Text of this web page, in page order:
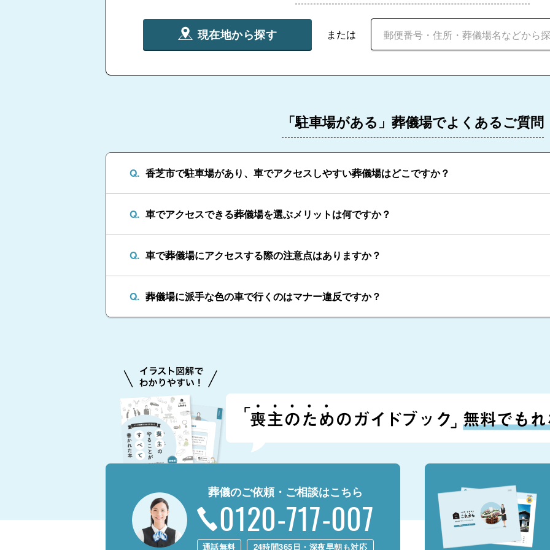
現在地から探す または
「駐車場がある」葬儀場でよくあるご質問
香芝市で駐車場があり、車でアクセスしやすい葬儀場はどこですか？
車でアクセスできる葬儀場を選ぶメリットは何ですか？
車で葬儀場にアクセスする際の注意点はありますか？
葬儀場に派手な色の車で行くのはマナー違反ですか？
葬儀のご依頼・ご相談はこちら
0120-717-007
通話無料 24時間365日・深夜早朝も対応